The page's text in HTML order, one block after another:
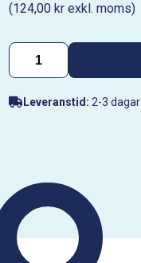
(124,00 kr exkl. moms)
Leveranstid: 2-3 dagar